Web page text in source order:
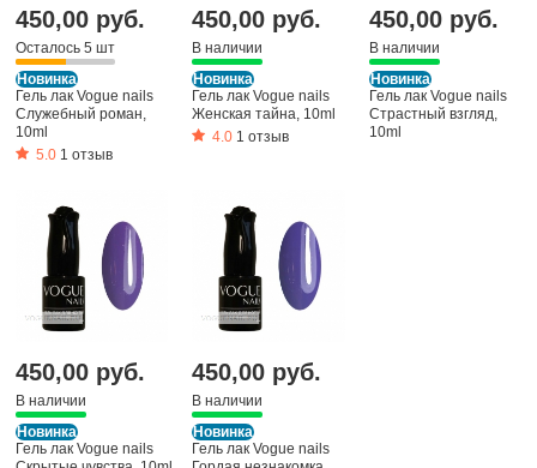
450,00 руб.
Осталось 5 шт
Новинка
Гель лак Vogue nails
Служебный роман,
10ml
5.0 1 отзыв
450,00 руб.
В наличии
Новинка
Гель лак Vogue nails
Женская тайна, 10ml
4.0 1 отзыв
450,00 руб.
В наличии
Новинка
Гель лак Vogue nails
Страстный взгляд,
10ml
450,00 руб.
В наличии
Новинка
Гель лак Vogue nails
450,00 руб.
В наличии
Новинка
Гель лак Vogue nails